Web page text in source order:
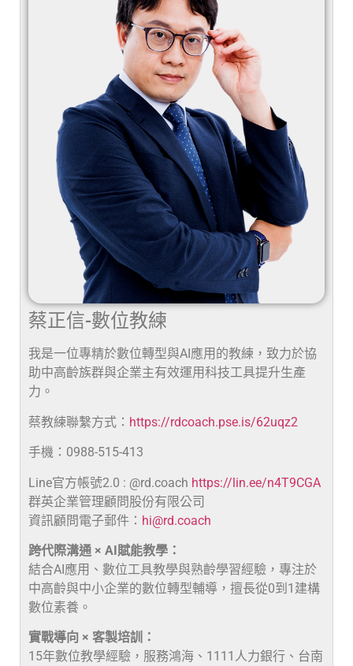
蔡正信-數位教練
我是一位專精於數位轉型與AI應用的教練，致力於協
助中高齡族群與企業主有效運用科技工具提升生產
力。
蔡教練聯繫方式： https://rdcoach.pse.is/62uqz2
手機：0988-515-413
Line官方帳號2.0 : @rd.coach https://lin.ee/n4T9CGA
群英企業管理顧問股份有限公司
資訊顧問電子郵件： hi@rd.coach
跨代際溝通 × AI賦能教學：
結合AI應用、數位工具教學與熟齡學習經驗，專注於
中高齡與中小企業的數位轉型輔導，擅長從0到1建構
數位素養。
實戰導向 × 客製培訓：
15年數位教學經驗，服務鴻海、1111人力銀行、台南